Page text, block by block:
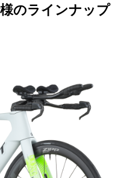
のラインナップ